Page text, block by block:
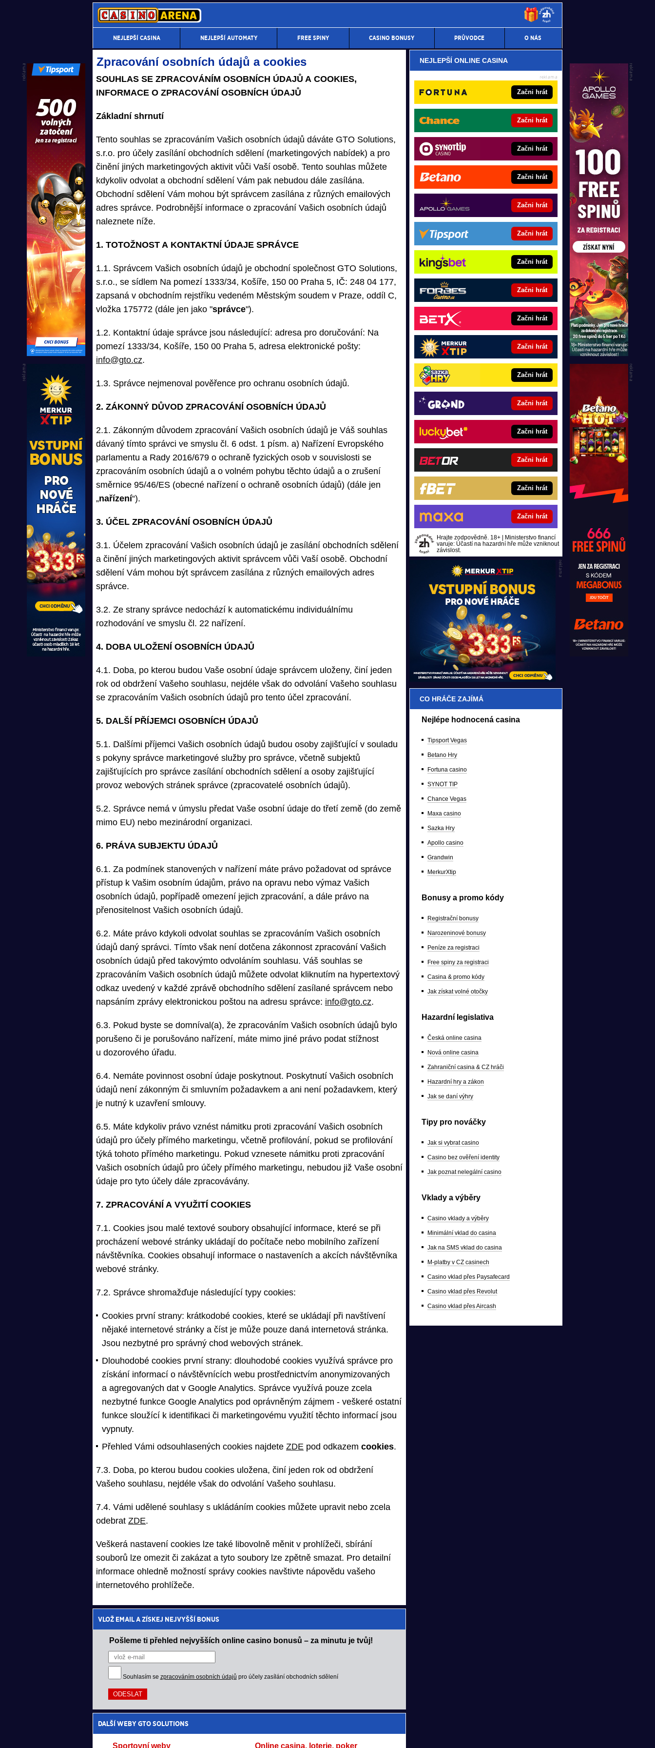
NEJLEPŠÍ CASINA NEJLEPŠÍ AUTOMATY FREE SPINY CASINO BONUSY PRŮVODCE O NÁS
Zpracování osobních údajů a cookies
SOUHLAS SE ZPRACOVÁNÍM OSOBNÍCH ÚDAJŮ A COOKIES,
INFORMACE O ZPRACOVÁNÍ OSOBNÍCH ÚDAJŮ
Základní shrnutí
Tento souhlas se zpracováním Vašich osobních údajů dáváte GTO Solutions,
s.r.o. pro účely zasílání obchodních sdělení (marketingových nabídek) a pro
činění jiných marketingových aktivit vůči Vaší osobě. Tento souhlas můžete
kdykoliv odvolat a obchodní sdělení Vám pak nebudou dále zasílána.
Obchodní sdělení Vám mohou být správcem zasílána z různých emailových
adres správce. Podrobnější informace o zpracování Vašich osobních údajů
naleznete níže.
1. TOTOŽNOST A KONTAKTNÍ ÚDAJE SPRÁVCE
1.1. Správcem Vašich osobních údajů je obchodní společnost GTO Solutions,
s.r.o., se sídlem Na pomezí 1333/34, Košíře, 150 00 Praha 5, IČ: 248 04 177,
zapsaná v obchodním rejstříku vedeném Městským soudem v Praze, oddíl C,
vložka 175772 (dále jen jako "správce").
1.2. Kontaktní údaje správce jsou následující: adresa pro doručování: Na
pomezí 1333/34, Košíře, 150 00 Praha 5, adresa elektronické pošty:
info@gto.cz.
1.3. Správce nejmenoval pověřence pro ochranu osobních údajů.
2. ZÁKONNÝ DŮVOD ZPRACOVÁNÍ OSOBNÍCH ÚDAJŮ
2.1. Zákonným důvodem zpracování Vašich osobních údajů je Váš souhlas
dávaný tímto správci ve smyslu čl. 6 odst. 1 písm. a) Nařízení Evropského
parlamentu a Rady 2016/679 o ochraně fyzických osob v souvislosti se
zpracováním osobních údajů a o volném pohybu těchto údajů a o zrušení
směrnice 95/46/ES (obecné nařízení o ochraně osobních údajů) (dále jen
„nařízení“).
3. ÚČEL ZPRACOVÁNÍ OSOBNÍCH ÚDAJŮ
3.1. Účelem zpracování Vašich osobních údajů je zasílání obchodních sdělení
a činění jiných marketingových aktivit správcem vůči Vaší osobě. Obchodní
sdělení Vám mohou být správcem zasílána z různých emailových adres
správce.
3.2. Ze strany správce nedochází k automatickému individuálnímu
rozhodování ve smyslu čl. 22 nařízení.
4. DOBA ULOŽENÍ OSOBNÍCH ÚDAJŮ
4.1. Doba, po kterou budou Vaše osobní údaje správcem uloženy, činí jeden
rok od obdržení Vašeho souhlasu, nejdéle však do odvolání Vašeho souhlasu
se zpracováním Vašich osobních údajů pro tento účel zpracování.
5. DALŠÍ PŘÍJEMCI OSOBNÍCH ÚDAJŮ
5.1. Dalšími příjemci Vašich osobních údajů budou osoby zajišťující v souladu
s pokyny správce marketingové služby pro správce, včetně subjektů
zajišťujících pro správce zasílání obchodních sdělení a osoby zajišťující
provoz webových stránek správce (zpracovatelé osobních údajů).
5.2. Správce nemá v úmyslu předat Vaše osobní údaje do třetí země (do země
mimo EU) nebo mezinárodní organizaci.
6. PRÁVA SUBJEKTU ÚDAJŮ
6.1. Za podmínek stanovených v nařízení máte právo požadovat od správce
přístup k Vašim osobním údajům, právo na opravu nebo výmaz Vašich
osobních údajů, popřípadě omezení jejich zpracování, a dále právo na
přenositelnost Vašich osobních údajů.
6.2. Máte právo kdykoli odvolat souhlas se zpracováním Vašich osobních
údajů daný správci. Tímto však není dotčena zákonnost zpracování Vašich
osobních údajů před takovýmto odvoláním souhlasu. Váš souhlas se
zpracováním Vašich osobních údajů můžete odvolat kliknutím na hypertextový
odkaz uvedený v každé zprávě obchodního sdělení zasílané správcem nebo
napsáním zprávy elektronickou poštou na adresu správce: info@gto.cz.
6.3. Pokud byste se domníval(a), že zpracováním Vašich osobních údajů bylo
porušeno či je porušováno nařízení, máte mimo jiné právo podat stížnost
u dozorového úřadu.
6.4. Nemáte povinnost osobní údaje poskytnout. Poskytnutí Vašich osobních
údajů není zákonným či smluvním požadavkem a ani není požadavkem, který
je nutný k uzavření smlouvy.
6.5. Máte kdykoliv právo vznést námitku proti zpracování Vašich osobních
údajů pro účely přímého marketingu, včetně profilování, pokud se profilování
týká tohoto přímého marketingu. Pokud vznesete námitku proti zpracování
Vašich osobních údajů pro účely přímého marketingu, nebudou již Vaše osobní
údaje pro tyto účely dále zpracovávány.
7. ZPRACOVÁNÍ A VYUŽITÍ COOKIES
7.1. Cookies jsou malé textové soubory obsahující informace, které se při
procházení webové stránky ukládají do počítače nebo mobilního zařízení
návštěvníka. Cookies obsahují informace o nastaveních a akcích návštěvníka
webové stránky.
7.2. Správce shromažďuje následující typy cookies:
Cookies první strany: krátkodobé cookies, které se ukládají při navštívení
nějaké internetové stránky a číst je může pouze daná internetová stránka.
Jsou nezbytné pro správný chod webových stránek.
Dlouhodobé cookies první strany: dlouhodobé cookies využívá správce pro
získání informací o návštěvnících webu prostřednictvím anonymizovaných
a agregovaných dat v Google Analytics. Správce využívá pouze zcela
nezbytné funkce Google Analytics pod oprávněným zájmem - veškeré ostatní
funkce sloužící k identifikaci či marketingovému využití těchto informací jsou
vypnuty.
Přehled Vámi odsouhlasených cookies najdete ZDE pod odkazem cookies.
7.3. Doba, po kterou budou cookies uložena, činí jeden rok od obdržení
Vašeho souhlasu, nejdéle však do odvolání Vašeho souhlasu.
7.4. Vámi udělené souhlasy s ukládáním cookies můžete upravit nebo zcela
odebrat ZDE.
Veškerá nastavení cookies lze také libovolně měnit v prohlížeči, sbírání
souborů lze omezit či zakázat a tyto soubory lze zpětně smazat. Pro detailní
informace ohledně možností správy cookies navštivte nápovědu vašeho
internetového prohlížeče.
VLOŽ EMAIL A ZÍSKEJ NEJVYŠŠÍ BONUS
Pošleme ti přehled nejvyšších online casino bonusů – za minutu je tvůj!
Souhlasím se zpracováním osobních údajů pro účely zasílání obchodních sdělení
DALŠÍ WEBY GTO SOLUTIONS
Sportovní weby Online casina, loterie, poker
NEJLEPŠÍ ONLINE CASINA
Začni hrát
Začni hrát
Začni hrát
Začni hrát
Začni hrát
Začni hrát
Začni hrát
Začni hrát
Začni hrát
Začni hrát
Začni hrát
Začni hrát
Začni hrát
Začni hrát
Začni hrát
Začni hrát
Hrajte zodpovědně. 18+ | Ministerstvo financí
varuje: Účastí na hazardní hře může vzniknout
závislost.
CO HRÁČE ZAJÍMÁ
Nejlépe hodnocená casina
Tipsport Vegas
Betano Hry
Fortuna casino
SYNOT TIP
Chance Vegas
Maxa casino
Sazka Hry
Apollo casino
Grandwin
MerkurXtip
Bonusy a promo kódy
Registrační bonusy
Narozeninové bonusy
Peníze za registraci
Free spiny za registraci
Casina & promo kódy
Jak získat volné otočky
Hazardní legislativa
Česká online casina
Nová online casina
Zahraniční casina & CZ hráči
Hazardní hry a zákon
Jak se daní výhry
Tipy pro nováčky
Jak si vybrat casino
Casino bez ověření identity
Jak poznat nelegální casino
Vklady a výběry
Casino vklady a výběry
Minimální vklad do casina
Jak na SMS vklad do casina
M-platby v CZ casinech
Casino vklad přes Paysafecard
Casino vklad přes Revolut
Casino vklad přes Aircash